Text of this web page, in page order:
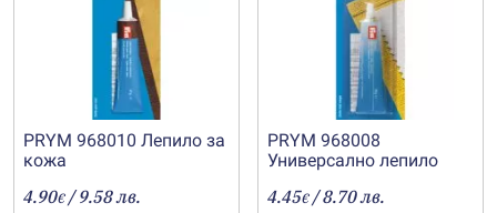
PRYM 968010 Лепило за
кожа
4.90€ / 9.58 лв.
PRYM 968008
Универсално лепило
4.45€ / 8.70 лв.